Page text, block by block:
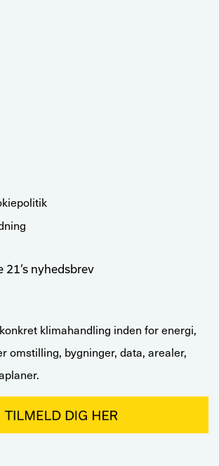
21’s nyhedsbrev
klimahandling inden for energi,
omstilling, bygninger, data, arealer,